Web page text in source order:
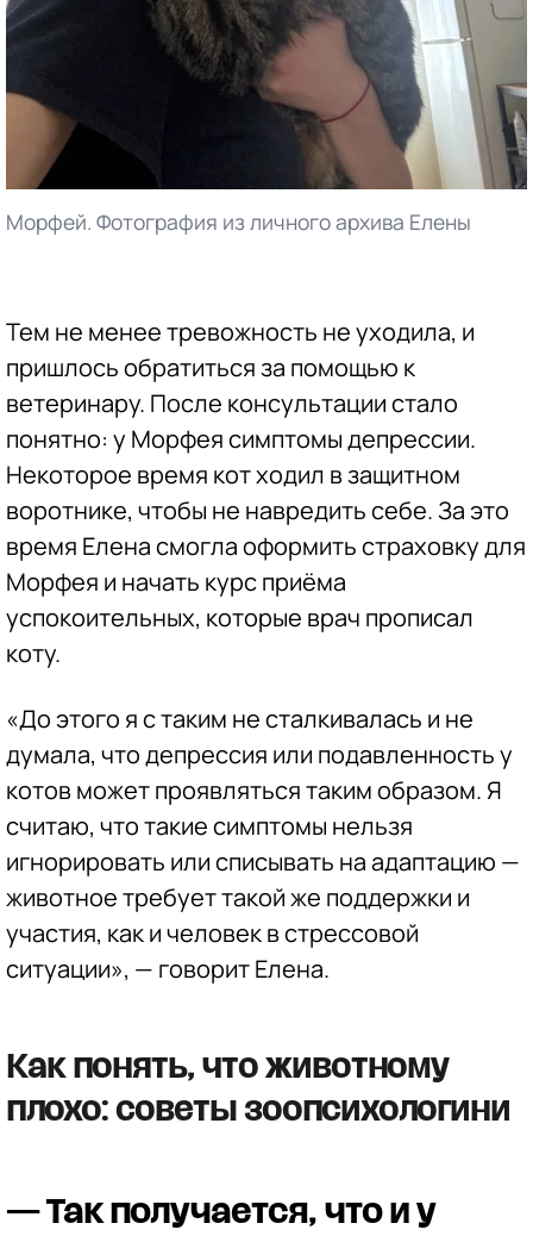
Морфей. Фотография из личного архива Елены
Тем не менее тревожность не уходила, и
пришлось обратиться за помощью к
ветеринару. После консультации стало
понятно: у Морфея симптомы депрессии.
Некоторое время кот ходил в защитном
воротнике, чтобы не навредить себе. За это
время Елена смогла оформить страховку для
Морфея и начать курс приёма
успокоительных, которые врач прописал
коту.
«До этого я с таким не сталкивалась и не
думала, что депрессия или подавленность у
котов может проявляться таким образом. Я
считаю, что такие симптомы нельзя
игнорировать или списывать на адаптацию —
животное требует такой же поддержки и
участия, как и человек в стрессовой
ситуации», — говорит Елена.
Как понять, что животному
плохо: советы зоопсихологини
— Так получается, что и у